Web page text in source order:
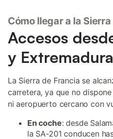
Cómo llegar a la
Accesos
y Extremadura
La Sierra de Francia se
carretera, ya que no
ni aeropuerto cercano con
En coche: desde
la SA-201 conducen